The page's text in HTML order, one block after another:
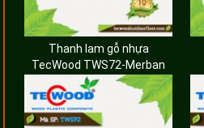
Thanh lam gỗ nhựa
TecWood TWS72-Merban